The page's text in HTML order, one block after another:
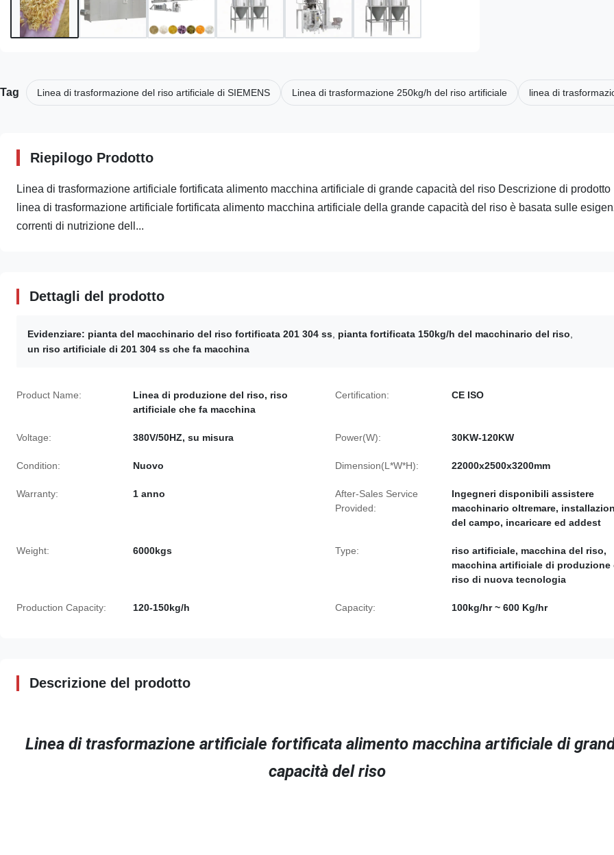
Tag Linea di trasformazione del riso artificiale di SIEMENS Linea di trasformazione 250kg/h del riso artificiale linea di
Riepilogo Prodotto
Linea di trasformazione artificiale fortificata alimento macchina artificiale di grande capacità del riso Descrizione di prodotto
linea di trasformazione artificiale fortificata alimento macchina artificiale della grande capacità del riso è basata sulle
correnti di nutrizione dell...
Dettagli del prodotto
Evidenziare: pianta del macchinario del riso fortificata 201 304 ss, pianta fortificata 150kg/h del macchinario del riso,
un riso artificiale di 201 304 ss che fa macchina
Product Name:
Linea di produzione del riso, riso
artificiale che fa macchina
Certification: CE ISO
Voltage: 380V/50HZ, su misura Power(W): 30KW-120KW
Condition: Nuovo Dimension(L*W*H): 22000x2500x3200mm
Warranty: 1 anno
After-Sales Service
Provided:
Ingegneri disponibili assistere
macchinario oltremare,
del campo, incaricare ed addest
Weight: 6000kgs Type:
riso artificiale, macchina del riso,
macchina artificiale di produzione
riso di nuova tecnologia
Production Capacity: 120-150kg/h Capacity: 100kg/hr ~ 600 Kg/hr
Descrizione del prodotto
Linea di trasformazione artificiale fortificata alimento macchina artificiale di
capacità del riso